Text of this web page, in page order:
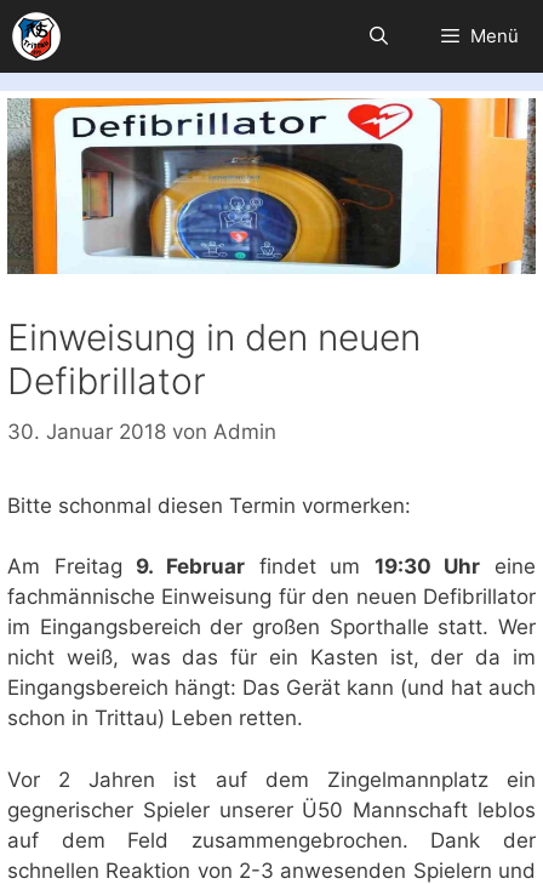
Zum
Inhalt
springen
Menü
Einweisung in den neuen
Defibrillator
30. Januar 2018 von Admin
Bitte schonmal diesen Termin vormerken:
Am Freitag 9. Februarfindet um 19:30 Uhr eine
fachmännische Einweisung für den neuen Defibrillator
im Eingangsbereich der großen Sporthalle statt. Wer
nicht weiß, was das für ein Kasten ist, der da im
Eingangsbereich hängt: Das Gerät kann (und hat auch
schon in Trittau) Leben retten.
Vor 2 Jahren ist auf dem Zingelmannplatz ein
gegnerischer Spieler unserer Ü50 Mannschaft leblos
auf dem Feld zusammengebrochen. Dank der
schnellen Reaktion von 2-3 anwesenden Spielern und